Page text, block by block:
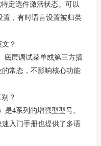
定选件激活状态。可以
置，有时语言设置被归类
？
底层调试菜单或第三方插
常态，不影响核心功能
？
是4系列的增强型型号。
入门手册也提供了多语